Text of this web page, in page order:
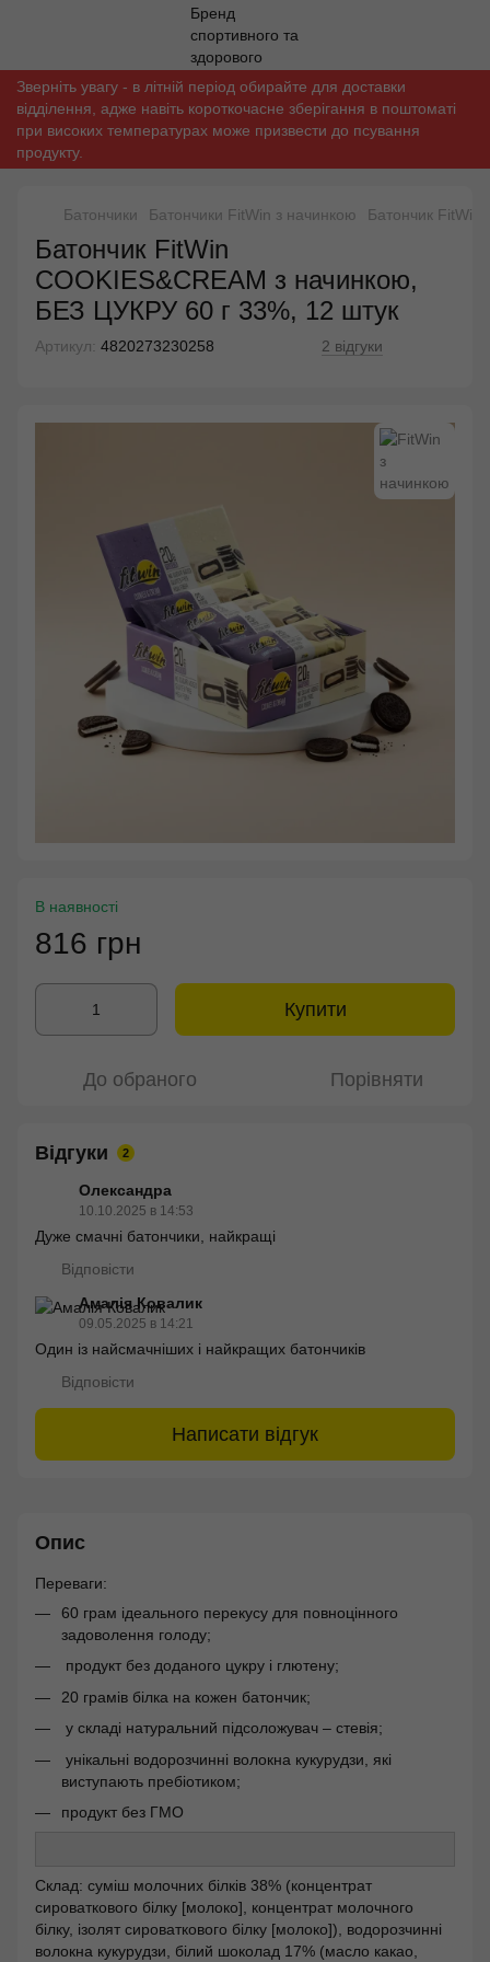
Зверніть увагу - в літній період обирайте для доставки
відділення, адже навіть короткочасне зберігання в поштоматі
при високих температурах може призвести до псування
продукту.
Батончики Батончики FitWin з начинкою Батончик
Батончик FitWin
COOKIES&CREAM з начинкою,
БЕЗ ЦУКРУ 60 г 33%, 12 штук
Артикул: 4820273230258 2 відгуки
В наявності
816 грн
Купити
До обраного Порівняти
Відгуки 2
Олександра
10.10.2025 в 14:53
Дуже смачні батончики, найкращі
Відповісти
Амалія Ковалик
09.05.2025 в 14:21
Один із найсмачніших і найкращих батончиків
Відповісти
Написати відгук
Опис
Переваги:
60 грам ідеального перекусу для повноцінного
задоволення голоду;
продукт без доданого цукру і глютену;
20 грамів білка на кожен батончик;
у складі натуральний підсоложувач – стевія;
унікальні водорозчинні волокна кукурудзи, які
виступають пребіотиком;
продукт без ГМО
Склад: суміш молочних білків 38% (концентрат
сироваткового білку [молоко], концентрат молочного
білку, ізолят сироваткового білку [молоко]), водорозчинні
волокна кукурудзи, білий шоколад 17% (масло какао,